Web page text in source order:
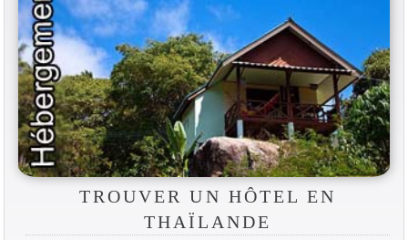
TROUVER UN HÔTEL EN
THAÏLANDE